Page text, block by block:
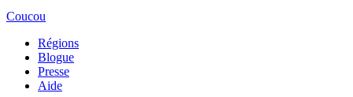
Coucou
Régions
Blogue
Presse
Aide